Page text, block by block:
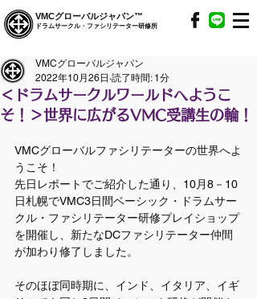
VMCグローバルジャパン™
ドラムサークル・ファシリテーター研修所
＜ドラムサークルワールドへようこ
そ！＞世界に広がるVMC受講生の輪！
VMCグローバルジャパン
2022年10月26日 読了時間: 1分
VMCグローバルファシリテーターの世界へよ
うこそ！
先日レポートでご紹介した通り、10月8－10
日札幌でVMC3日間ベーシック・ドラムサー
クル・ファシリテーター研修プレイショップ
を開催し、新たなDCファシリテーター仲間
が加わり修了しました。
そのほぼ同時期に、インド、イタリア、イギ